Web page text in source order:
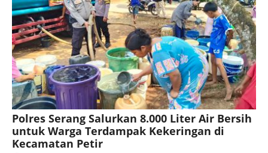
Polres Serang Salurkan 8.000 Liter Air Bersih
untuk Warga Terdampak Kekeringan di
Kecamatan Petir